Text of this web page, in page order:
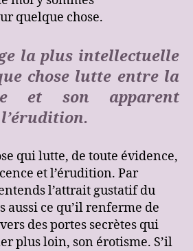
quelque chose.
la plus intellectuelle
chose lutte entre la
et son apparent
qui lutte, de toute évidence,
et l’érudition. Par
l’attrait gustatif du
aussi ce qu’il renferme de
des portes secrètes qui
plus loin, son érotisme. S’il